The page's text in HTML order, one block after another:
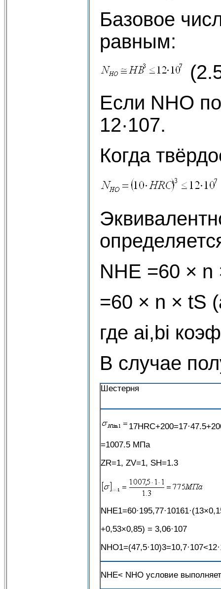
Базовое
равным:
Если NНО
12·107.
Когда
NHE =60 × n
=60 × n × tS
где ai,bi
В случае
Шестерня
=1007.5 МПа
ZR=1, ZV=1, SH=1.3
+0,53×0,85) = 3,06·107
NHE< NHО условие